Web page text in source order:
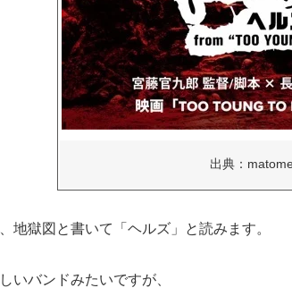
出典：
地獄図と書いて「ヘルズ」と読みます。
いバンドみたいですが、